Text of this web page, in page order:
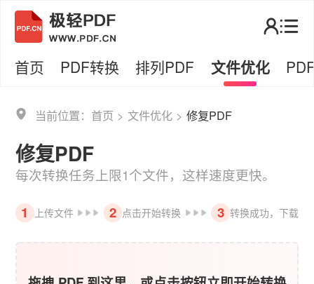
首页 PDF转换 排列PDF 文件优化
当前位置： 首页 > 文件优化> 修复PDF
修复PDF
每次转换任务上限1个文件，这样速度更快。
1 上传文件 2 点击开始转换 3 转换成功，下载